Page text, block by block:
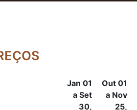
Jan 01
a Set
30,
Out 01
a Nov
25,